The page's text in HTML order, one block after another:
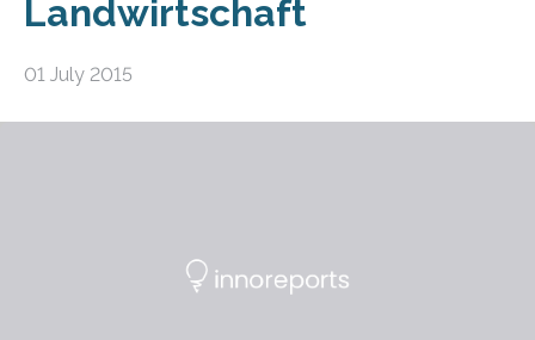
Landwirtschaft
01 July 2015